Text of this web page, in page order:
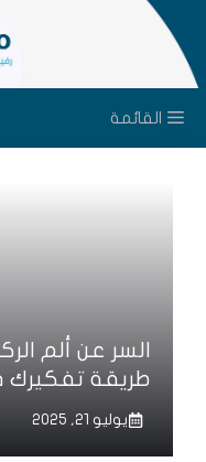
إلى
المحتوى
القائمة
السر عن ألم
طريقة تفكيرك
يوليو 21, 2025